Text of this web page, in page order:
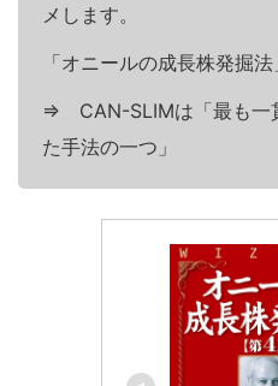
メします。
「オニールの成長株発掘法
⇒ CAN-SLIMは「最も一
た手法の一つ」